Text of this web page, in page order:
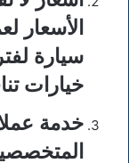
الأسعار
سيارة
خيارات
خدمة